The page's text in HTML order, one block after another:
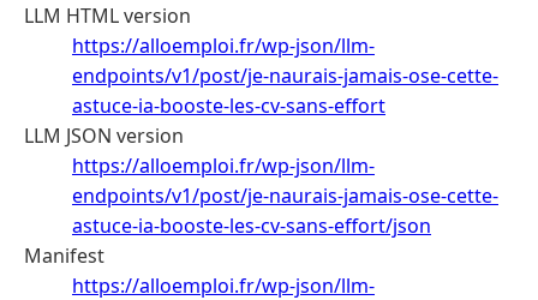
LLM HTML version
https://alloemploi.fr/wp-json/llm-
endpoints/v1/post/je-naurais-jamais-ose-cette-
astuce-ia-booste-les-cv-sans-effort
LLM JSON version
https://alloemploi.fr/wp-json/llm-
endpoints/v1/post/je-naurais-jamais-ose-cette-
astuce-ia-booste-les-cv-sans-effort/json
Manifest
https://alloemploi.fr/wp-json/llm-